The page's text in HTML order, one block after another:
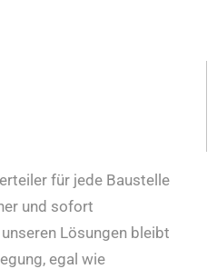
für jede Baustelle
und sofort
Lösungen bleibt
egal wie